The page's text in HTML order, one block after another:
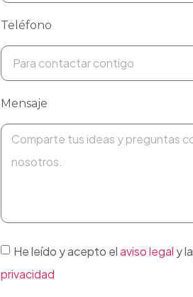
Teléfono
Mensaje
He leído y acepto elaviso legal y la
privacidad